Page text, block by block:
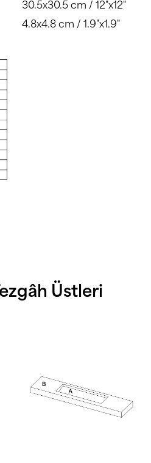
30.5x30.5 cm / 12"x12"
4.8x4.8 cm / 1.9"x1.9"
Üstleri